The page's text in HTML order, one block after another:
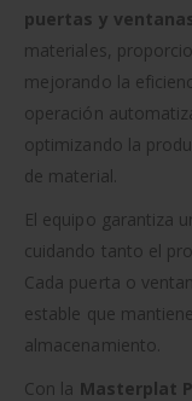
puertas y
materiales,
mejorando la
operación
optimizando la
de material.
El equipo garantiza
cuidando tanto el
Cada puerta o
estable que
almacenamiento.
Con la Masterplat